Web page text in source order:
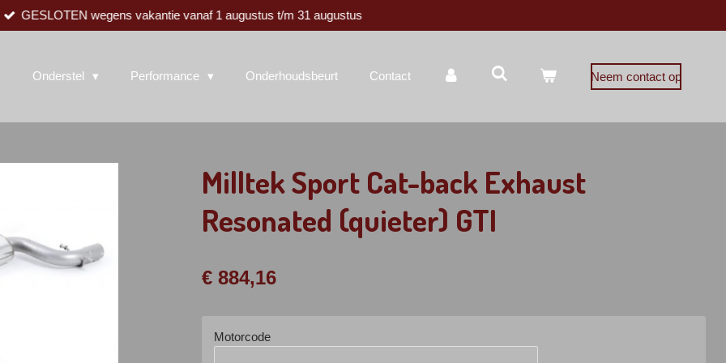
GESLOTEN wegens vakantie vanaf 1 augustus t/m 31 augustus
Onderstel Performance Onderhoudsbeurt Contact Neem contact op
Milltek Sport Cat-back Exhaust
Resonated (quieter) GTI
€ 884,16
Motorcode